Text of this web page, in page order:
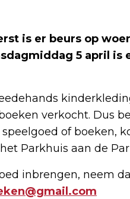
is er beurs op
5 april
verkocht. Dus
of boeken,
Parkhuis aan de
inbrengen, neem